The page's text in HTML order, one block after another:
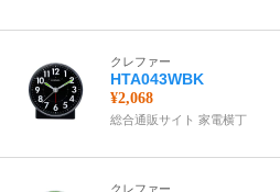
クレファー
HTA043WBK
¥2,068
総合通販サイト 家電横丁
クレファー